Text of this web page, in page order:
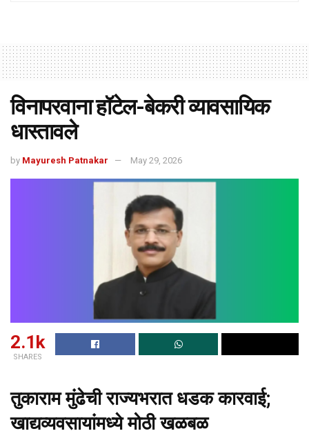
विनापरवाना हॉटेल-बेकरी व्यावसायिक
धास्तावले
by Mayuresh Patnakar May 29, 2026
2.1k
SHARES
तुकाराम मुंढेची राज्यभरात धडक कारवाई;
खाद्यव्यवसायांमध्ये मोठी खळबळ